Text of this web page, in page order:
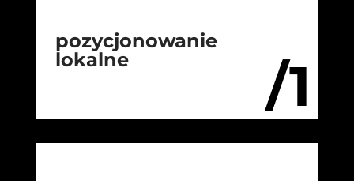
/1
pozycjonowanie
lokalne